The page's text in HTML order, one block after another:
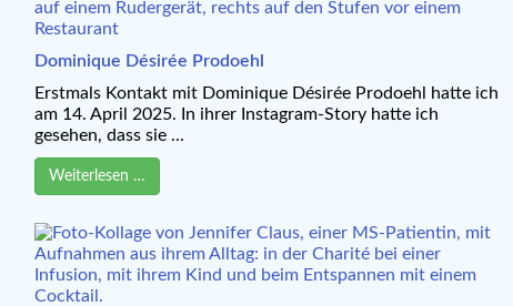
Dominique Désirée Prodoehl
Erstmals Kontakt mit Dominique Désirée Prodoehl hatte ich
am 14. April 2025. In ihrer Instagram-Story hatte ich
gesehen, dass sie ...
Weiterlesen …